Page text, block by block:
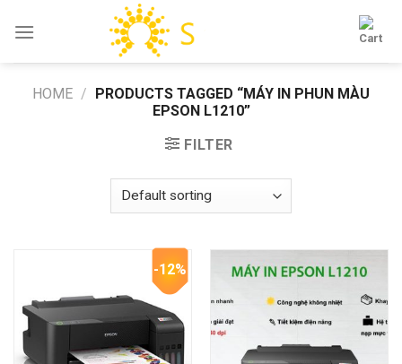
HOME / PRODUCTS TAGGED “MÁY IN PHUN MÀU
EPSON L1210”
FILTER
-12%